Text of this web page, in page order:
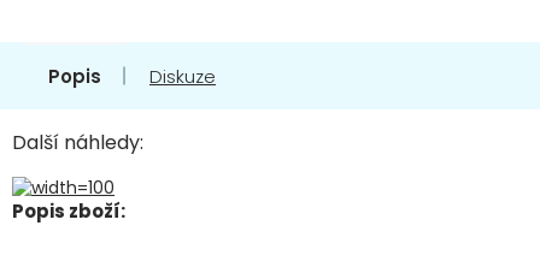
Popis Diskuze
Další náhledy:
Popis zboží: